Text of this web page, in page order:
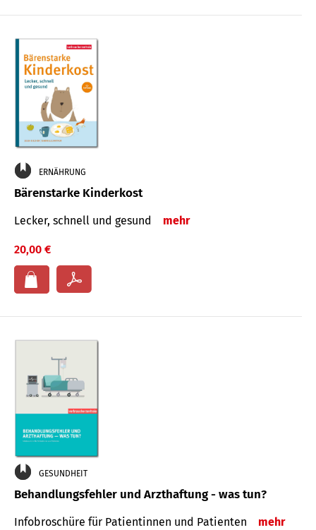
ERNÄHRUNG
Bärenstarke Kinderkost
Lecker, schnell und gesund mehr
20,00 €
GESUNDHEIT
Behandlungsfehler und Arzthaftung - was tun?
Infobroschüre für Patientinnen und Patienten mehr